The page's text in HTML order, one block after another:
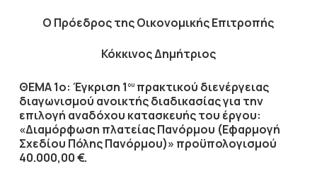
Ο Πρόεδροςτης Οικονομικής Επιτροπής
Κόκκινος Δημήτριος
ΘΕΜΑ 1ο: Έγκριση 1 ουπρακτικού διενέργειας
διαγωνισμού ανοικτής διαδικασίας για την
επιλογή αναδόχου κατασκευής του έργου:
«Διαμόρφωση πλατείας Πανόρμου (Εφαρμογή
Σχεδίου Πόλης Πανόρμου)» προϋπολογισμού
40.000,00 €.